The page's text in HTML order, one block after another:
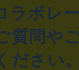
ラボレ
質問や
ださい